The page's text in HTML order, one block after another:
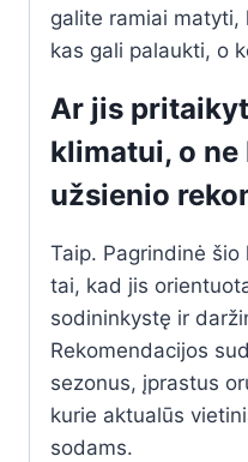
galite ramiai
kas gali palaukti, o
Ar jis
klimatui, o ne
užsienio
Taip. Pagrindinė
tai, kad jis
sodininkystę ir
Rekomendacijos
sezonus, įprastus
kurie aktualūs
sodams.